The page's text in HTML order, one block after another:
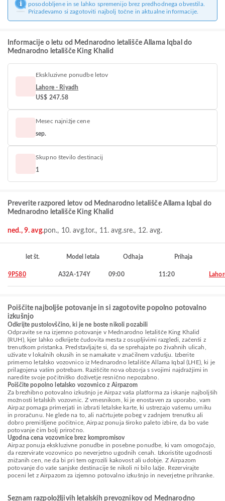
posodobljene in se lahko spremenijo brez predhodnega obvestila.
Prizadevamo si zagotoviti najbolj točne in aktualne informacije.
Informacije o letu od Mednarodno letališče Allama Iqbal do
Mednarodno letališče King Khalid
Ekskluzivne ponudbe letov
Lahore - Riyadh
US$ 247.58
Mesec najnižje cene
sep.
Skupno število destinacij
1
Preverite razpored letov od Mednarodno letališče Allama Iqbal do
Mednarodno letališče King Khalid
ned., 9. avg.pon., 10. avg.tor., 11. avg.sre., 12. avg.
let št. Model letala Odhaja Prihaja
9P580 A32A-174Y 09:00 11:20
Poiščite najboljše potovanje in si zagotovite popolno potovalno
izkušnjo
Odkrijte pustolovščino, ki je ne boste nikoli pozabili
Odpravite se na izjemno potovanje v Mednarodno letališče King Khalid
(RUH), kjer lahko odkrijete čudovita mesta z osupljivimi razgledi, začenši z
trenutkom pristanka. Predstavljajte si, da se sprehajate po živahnih ulicah,
uživate v lokalnih okusih in se namakate v značilnem vzdušju. Izberite
primerno letalsko vozovnico iz Mednarodno letališče Allama Iqbal (LHE), ki je
prilagojena vašim potrebam. Raziščite nova obzorja s svojimi najdražjimi in
naredite svoje počitniško doživetje resnično nepozabno.
Poiščite popolno letalsko vozovnico z Airpazom
Za brezhibno potovalno izkušnjo je Airpaz vaša platforma za iskanje najboljših
možnosti letalskih vozovnic. Z vmesnikom, ki je enostaven za uporabo, vam
Airpaz pomaga primerjati in izbrati letalske karte, ki ustrezajo vašemu urniku
in proračunu. Ne glede na to, ali načrtujete pobeg v zadnjem trenutku ali
dobro premišljene počitnice, Airpaz ponuja široko paleto izbire, da bo vaše
potovanje čim bolj priročno.
Ugodna cena vozovnice brez kompromisov
Airpaz ponuja ekskluzivne ponudbe in posebne ponudbe, ki vam omogočajo,
da rezervirate vozovnico po neverjetno ugodnih cenah. Izkoristite ugodnosti
znižanih cen, ne da bi pri tem ogrozili kakovost ali udobje. Z Airpazom
potovanje do vaše sanjske destinacije še nikoli ni bilo lažje. Rezervirajte
poceni let z Airpazom za izjemno potovalno izkušnjo in neverjetne prihranke.
Seznam razpoložljivih letalskih prevoznikov od Mednarodno